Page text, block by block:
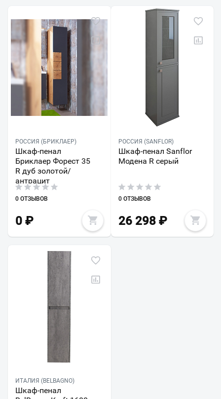
РОССИЯ (БРИКЛАЕР)
Шкаф-пенал
Бриклаер Форест 35
R дуб золотой/
антрацит
0 ОТЗЫВОВ
0 ₽
РОССИЯ (SANFLOR)
Шкаф-пенал Sanflor
Модена R серый
0 ОТЗЫВОВ
26 298₽
ИТАЛИЯ (BELBAGNO)
Шкаф-пенал